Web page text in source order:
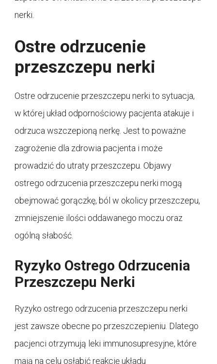
nerki.
Ostre odrzucenie
przeszczepu nerki
Ostre odrzucenie przeszczepu nerki to sytuacja,
w której układ odpornościowy pacjenta atakuje i
odrzuca wszczepioną nerkę. Jest to poważne
zagrożenie dla zdrowia pacjenta i może
prowadzić do utraty przeszczepu. Objawy
ostrego odrzucenia przeszczepu nerki mogą
obejmować gorączkę, ból w okolicy przeszczepu,
zmniejszenie ilości oddawanego moczu oraz
ogólną słabość.
Ryzyko Ostrego Odrzucenia
Przeszczepu Nerki
Ryzyko ostrego odrzucenia przeszczepu nerki
jest zawsze obecne po przeszczepieniu. Dlatego
pacjenci otrzymują leki immunosupresyjne, które
mają na celu osłabić reakcję układu